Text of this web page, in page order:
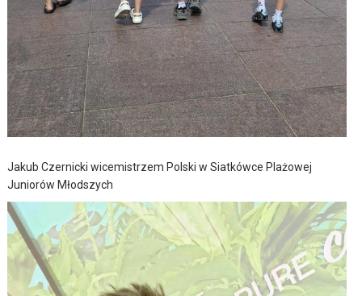
Jakub Czernicki wicemistrzem Polski w Siatkówce Plażowej
Juniorów Młodszych